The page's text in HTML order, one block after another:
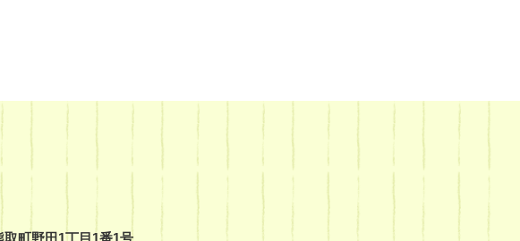
取町野田1丁目1番1号